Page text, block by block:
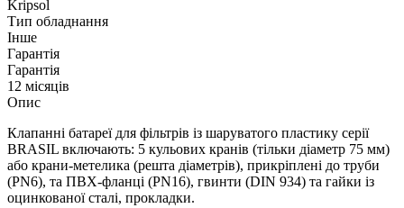
Kripsol
Тип обладнання
Інше
Гарантія
Гарантія
12 місяців
Опис
Клапанні батареї для фільтрів із шаруватого пластику серії
BRASIL включають: 5 кульових кранів (тільки діаметр 75 мм)
або крани-метелика (решта діаметрів), прикріплені до труби
(РN6), та ПВХ-фланці (PN16), гвинти (DIN 934) та гайки із
оцинкованої сталі, прокладки.